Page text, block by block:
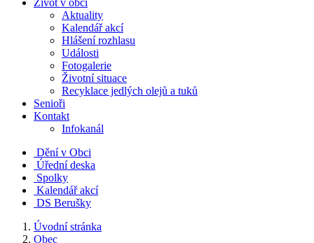
Život v obci
Aktuality
Kalendář akcí
Hlášení rozhlasu
Události
Fotogalerie
Životní situace
Recyklace jedlých olejů a tuků
Senioři
Kontakt
Infokanál
Dění v Obci
Úřední deska
Spolky
Kalendář akcí
DS Berušky
Úvodní stránka
Obec